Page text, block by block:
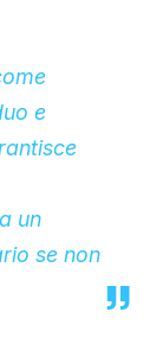
e
un
se non